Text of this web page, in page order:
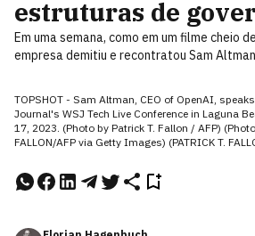
estruturas de
Em uma semana, como em um filme cheio
empresa demitiu e recontratou Sam Altman
TOPSHOT - Sam Altman, CEO of OpenAI,
Journal's WSJ Tech Live Conference in Laguna
17, 2023. (Photo by Patrick T. Fallon / AFP) (Photo
FALLON/AFP via Getty Images) (PATRICK T.